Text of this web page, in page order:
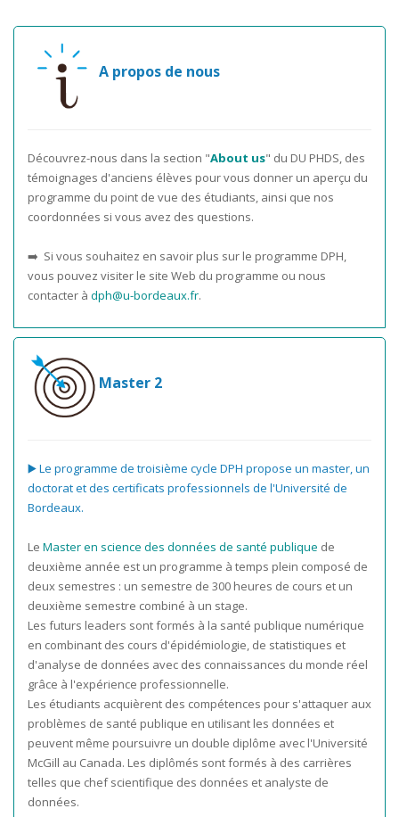
A propos de nous
Découvrez-nous dans la section "About us" du DU PHDS, des
témoignages d'anciens élèves pour vous donner un aperçu du
programme du point de vue des étudiants, ainsi que nos
coordonnées si vous avez des questions.
➡️ Si vous souhaitez en savoir plus sur le programme DPH,
vous pouvez visiter le site Web du programme ou nous
contacter à dph@u-bordeaux.fr.
Master 2
▶️Le programme de troisième cycle DPH propose un master, un
doctorat et des certificats professionnels de l'Université de
Bordeaux.
Le Master en science des données de santé publique de
deuxième année est un programme à temps plein composé de
deux semestres : un semestre de 300 heures de cours et un
deuxième semestre combiné à un stage.
Les futurs leaders sont formés à la santé publique numérique
en combinant des cours d'épidémiologie, de statistiques et
d'analyse de données avec des connaissances du monde réel
grâce à l'expérience professionnelle.
Les étudiants acquièrent des compétences pour s'attaquer aux
problèmes de santé publique en utilisant les données et
peuvent même poursuivre un double diplôme avec l'Université
McGill au Canada. Les diplômés sont formés à des carrières
telles que chef scientifique des données et analyste de
données.